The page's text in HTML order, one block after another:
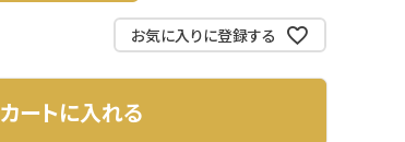
お気に入りに登録する
カートに入れる